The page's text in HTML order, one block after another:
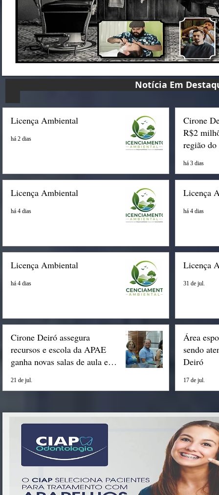
Notícia Em
Licença Ambiental
há 2 dias
Cirone
R$2
região do
há 3 dias
Licença Ambiental
há 4 dias
Licença
há 4 dias
Licença Ambiental
há 4 dias
Licença
31 de jul.
Cirone Deiró assegura
recursos e escola da APAE
ganha novas salas de aula em
21 de jul.
Área
sendo
Deiró
17 de jul.